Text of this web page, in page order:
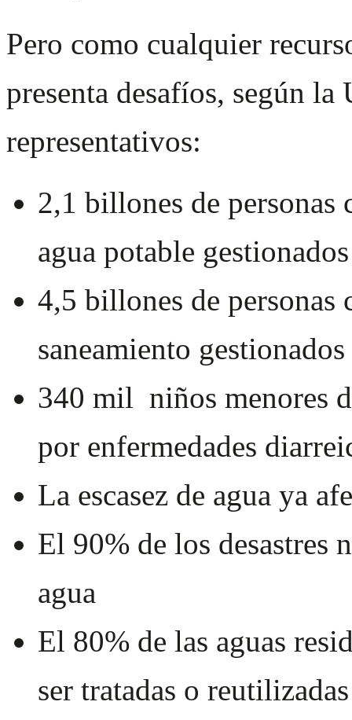
Pero como cualquier
presenta desafíos, según
representativos:
2,1 billones de personas
agua potable
4,5 billones de personas
saneamiento
340 mil niños menores
por enfermedades
La escasez de agua ya
El 90% de los desastres
agua
El 80% de las aguas
ser tratadas o reutilizadas